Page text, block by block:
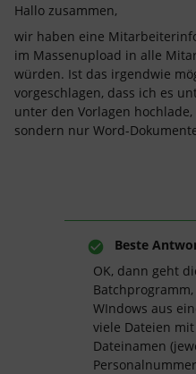
Hallo zusammen,
wir haben eine
im Massenupload in alle
würden. Ist das irgendwie
vorgeschlagen, dass ich es
unter den Vorlagen
sondern nur Word-
Beste
OK, dann geht
WIndows aus
viele Dateien
Dateinamen